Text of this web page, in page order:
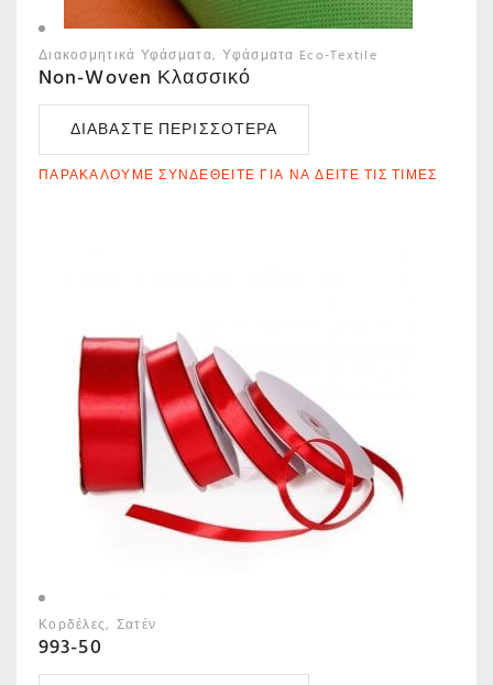
Διακοσμητικά Υφάσματα Υφάσματα Eco-Textile
Non-Woven Κλασσικό
ΔΙΑΒΆΣΤΕ ΠΕΡΙΣΣΌΤΕΡΑ
ΠΑΡΑΚΑΛΟΎΜΕ ΣΥΝΔΕΘΕΊΤΕ ΓΙΑ ΝΑ ΔΕΊΤΕ ΤΙΣ ΤΙΜΈΣ
Κορδέλες Σατέν
993-50